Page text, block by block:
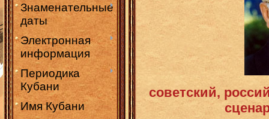
Знаменательные
даты
Электронная
информация
Периодика
Кубани
Имя Кубани
советский,